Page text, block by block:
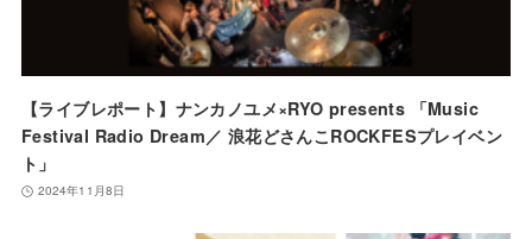
【ライブレポート】ナンカノユメ×RYO presents 「Music
Festival Radio Dream／ 浪花どさんこROCKFESプレイベン
ト」
2024年11月8日